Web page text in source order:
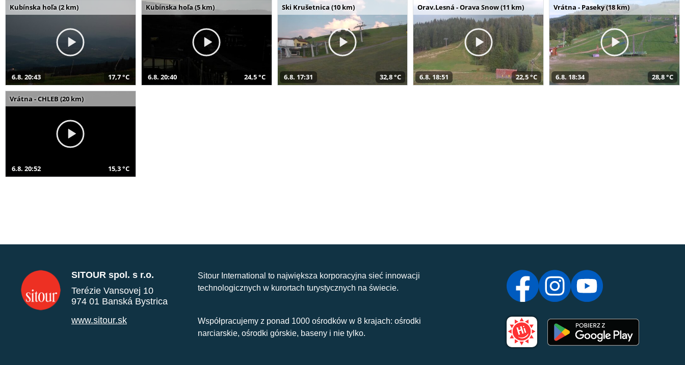
Kubínska hoľa (2 km)
6.8. 20:43 17,7 °C
Kubínska hoľa (5 km)
6.8. 20:40 24,5 °C
Ski Krušetnica (10 km)
6.8. 17:31 32,8 °C
Orav.Lesná - Orava Snow (11 km)
6.8. 18:51 22,5 °C
Vrátna - Paseky (18 km)
6.8. 18:34 28,8 °C
Vrátna - CHLEB (20 km)
6.8. 20:52 15,3 °C
SITOUR spol. s r.o.
Terézie Vansovej 10
974 01 Banská Bystrica
www.sitour.sk
Sitour International to największa korporacyjna sieć innowacji
technologicznych w kurortach turystycznych na świecie.
Współpracujemy z ponad 1000 ośrodków w 8 krajach: ośrodki
narciarskie, ośrodki górskie, baseny i nie tylko.